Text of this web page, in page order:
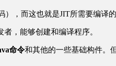
），而这也就是JIT所需要编译
者，能够创建和编译程序。
命令和其他的一些基础构件。